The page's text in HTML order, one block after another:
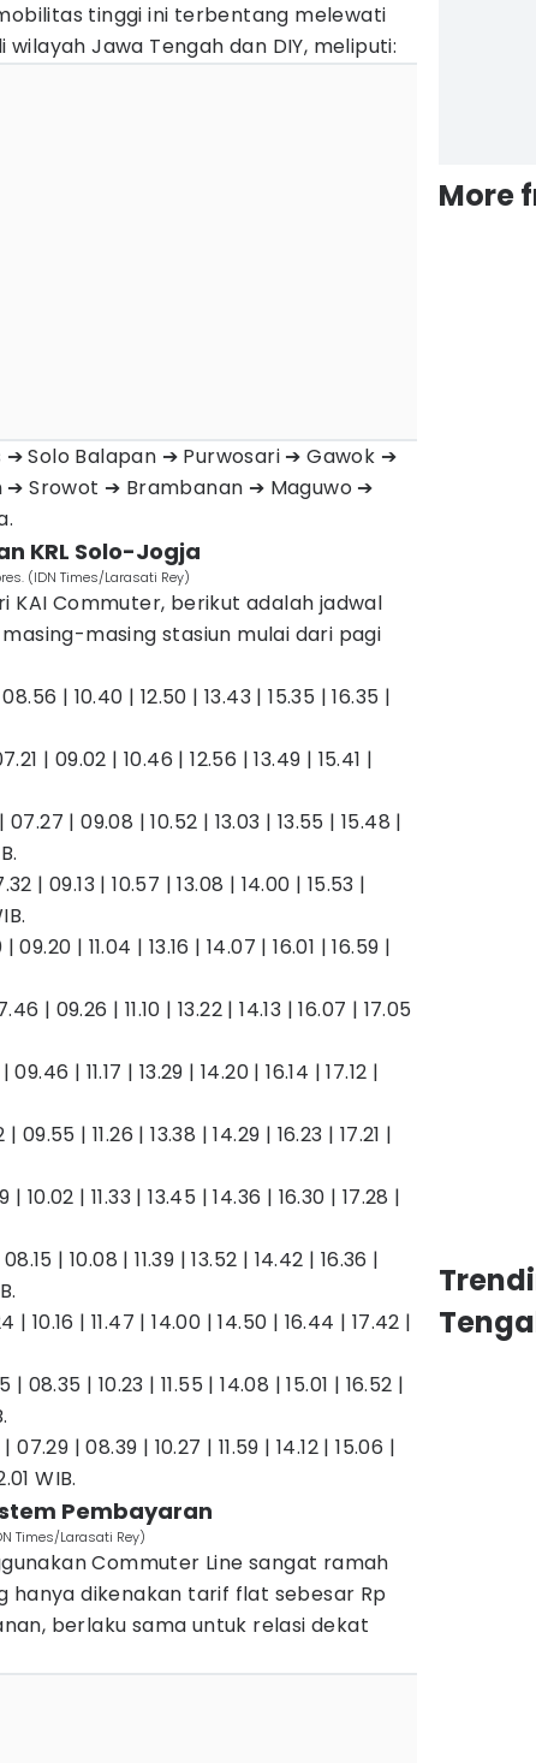
tinggi ini terbentang melewati
Jawa Tengah dan DIY, meliputi:
➔ Solo Balapan ➔ Purwosari ➔ Gawok ➔
Srowot ➔ Brambanan ➔ Maguwo ➔
KRL Solo-Jogja
(IDN Times/Larasati Rey)
KAI Commuter, berikut adalah jadwal
masing stasiun mulai dari pagi
| 10.40 | 12.50 | 13.43 | 15.35 | 16.35 |
| 09.02 | 10.46 | 12.56 | 13.49 | 15.41 |
07.27 | 09.08 | 10.52 | 13.03 | 13.55 | 15.48 |
| 09.13 | 10.57 | 13.08 | 14.00 | 15.53 |
| 11.04 | 13.16 | 14.07 | 16.01 | 16.59 |
| 09.26 | 11.10 | 13.22 | 14.13 | 16.07 | 17.05
| 11.17 | 13.29 | 14.20 | 16.14 | 17.12 |
| 11.26 | 13.38 | 14.29 | 16.23 | 17.21 |
10.02 | 11.33 | 13.45 | 14.36 | 16.30 | 17.28 |
| 10.08 | 11.39 | 13.52 | 14.42 | 16.36 |
| 10.16 | 11.47 | 14.00 | 14.50 | 16.44 | 17.42 |
| 08.35 | 10.23 | 11.55 | 14.08 | 15.01 | 16.52 |
07.29 | 08.39 | 10.27 | 11.59 | 14.12 | 15.06 |
WIB.
Pembayaran
Times/Larasati Rey)
Commuter Line sangat ramah
hanya dikenakan tarif flat sebesar Rp
berlaku sama untuk relasi dekat
More